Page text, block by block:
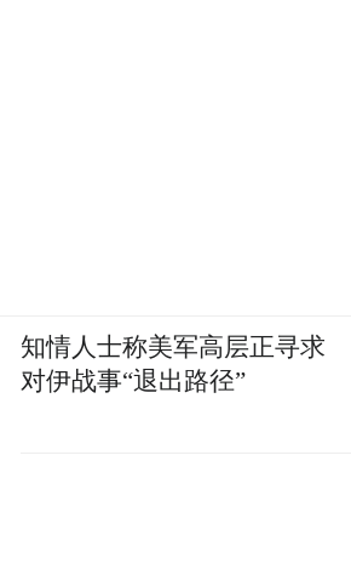
知情人士称美军高层正寻求
对伊战事“退出路径”